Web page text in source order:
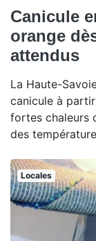
Canicule
orange
attendus
La Haute-
canicule à
fortes chaleurs
des
Locales